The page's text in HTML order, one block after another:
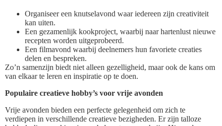
Organiseer een knutselavond waar iedereen zijn creativiteit
kan uiten.
Een gezamenlijk kookproject, waarbij naar hartenlust nieuwe
recepten worden uitgeprobeerd.
Een filmavond waarbij deelnemers hun favoriete creaties
delen en bespreken.
Zo’n samenzijn biedt niet alleen gezelligheid, maar ook de kans om
van elkaar te leren en inspiratie op te doen.
Populaire creatieve hobby’s voor vrije avonden
Vrije avonden bieden een perfecte gelegenheid om zich te
verdiepen in verschillende creatieve bezigheden. Er zijn talloze